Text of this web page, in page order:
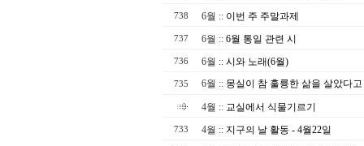
738 6월 :: 이번 주 주말과제
737 6월 :: 6월 통일 관련 시
736 6월 :: 시와 노래(6월)
735 6월 :: 몽실이 참 훌륭한 삶을 살았다
4월 :: 교실에서 식물기르기
733 4월 :: 지구의 날 활동 - 4월22일